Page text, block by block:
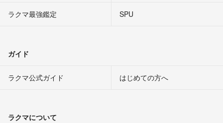
ラクマ最強鑑定
SPU
ガイド
ラクマ公式ガイド はじめての方へ
ラクマについて